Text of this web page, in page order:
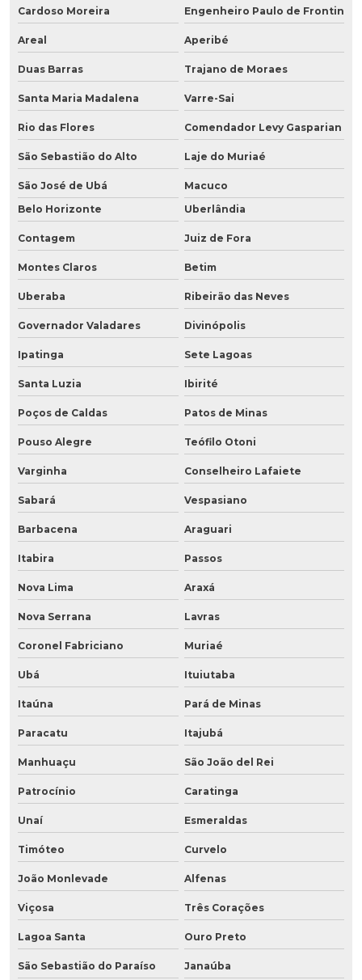
Cardoso Moreira Engenheiro Paulo de Frontin
Areal Aperibé
Duas Barras Trajano de Moraes
Santa Maria Madalena Varre-Sai
Rio das Flores Comendador Levy Gasparian
São Sebastião do Alto Laje do Muriaé
São José de Ubá
Macuco
Belo Horizonte
Uberlândia
Contagem Juiz de Fora
Montes Claros Betim
Uberaba Ribeirão das Neves
Governador Valadares Divinópolis
Ipatinga Sete Lagoas
Santa Luzia Ibirité
Poços de Caldas Patos de Minas
Pouso Alegre Teófilo Otoni
Varginha Conselheiro Lafaiete
Sabará Vespasiano
Barbacena Araguari
Itabira Passos
Nova Lima Araxá
Nova Serrana Lavras
Coronel Fabriciano Muriaé
Ubá Ituiutaba
Itaúna Pará de Minas
Paracatu Itajubá
Manhuaçu São João del Rei
Patrocínio Caratinga
Unaí Esmeraldas
Timóteo Curvelo
João Monlevade Alfenas
Viçosa Três Corações
Lagoa Santa Ouro Preto
São Sebastião do Paraíso Janaúba